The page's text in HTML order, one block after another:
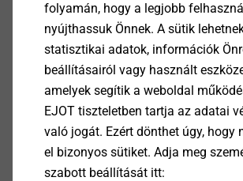
folyamán, hogy a legjobb
nyújthassuk Önnek. A sütik
statisztikai adatok, információk
beállításairól vagy használt
amelyek segítik a weboldal
EJOT tiszteletben tartja az adatai
való jogát. Ezért dönthet úgy, hogy
el bizonyos sütiket. Adja meg
szabott beállítását itt: